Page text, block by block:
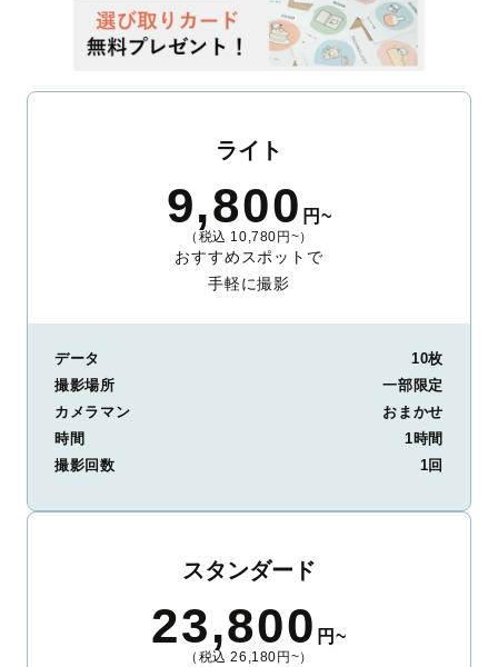
ライト
9,800 円~
（税込 10,780円~）
おすすめスポットで
手軽に撮影
データ
10枚
撮影場所
一部限定
カメラマン
おまかせ
時間
1時間
撮影回数
1回
スタンダード
23,800 円~
（税込 26,180円~）